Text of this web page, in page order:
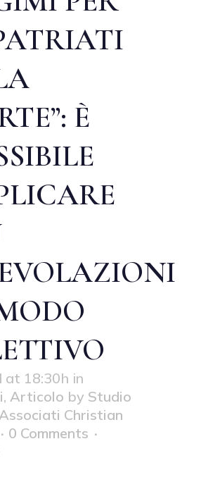
È
at 18:30h in
, Articolo by Studio
Christian
0 Comments